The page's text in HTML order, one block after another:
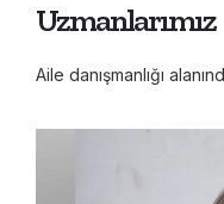
Uzmanlarımız
Aile danışmanlığı